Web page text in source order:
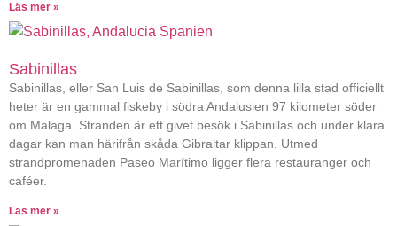
Läs mer »
Sabinillas
Sabinillas, eller San Luis de Sabinillas, som denna lilla stad officiellt
heter är en gammal fiskeby i södra Andalusien 97 kilometer söder
om Malaga. Stranden är ett givet besök i Sabinillas och under klara
dagar kan man härifrån skåda Gibraltar klippan. Utmed
strandpromenaden Paseo Marítimo ligger flera restauranger och
caféer.
Läs mer »